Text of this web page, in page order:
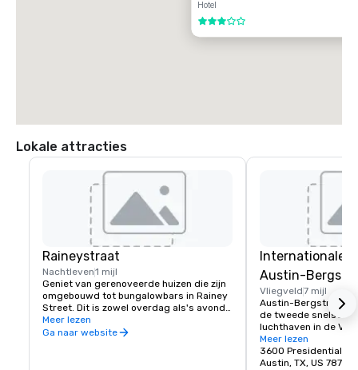
Hotel
3 van 5
Lokale attracties
Raineystraat
Nachtleven1 mijl
Geniet van gerenoveerde huizen die zijn
omgebouwd tot bungalowbars in Rainey
Street. Dit is zowel overdag als's avonds
een geweldige bestemming voor
cocktails, sit-down dining en
Meer lezen
Ga naar website
Internationale
Austin-
Vliegveld7 mijl
Austin-Bergstrom
de tweede snelst
luchthaven in de
Austin-Bergstrom is
economische motor
zorgt voor meer dan
Meer lezen
3600 Presidential
Austin, TX, US 78719